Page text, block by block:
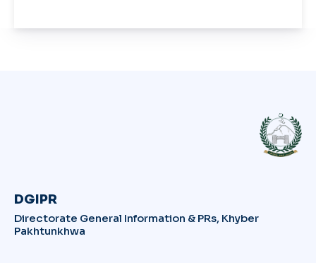
DGIPR
Directorate General Information & PRs, Khyber
Pakhtunkhwa